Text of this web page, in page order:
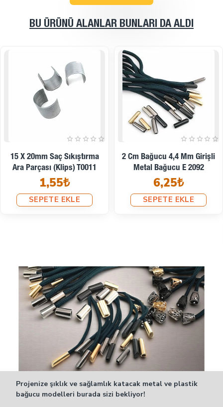
BU ÜRÜNÜ ALANLAR BUNLARI DA ALDI
Kargoya Hazır
20 Mm Zamak Metal Bağucu
4,4 Mm Kordon Girişli 50
Adet E2092PROMO
Bağ Ucu Boy 8 Mm Giriş 5
Mm Metal B0009
3,03₺
SEPETE EKLE
Projenize şıklık ve sağlamlık katacak metal ve plastik
bağucu modelleri burada sizi bekliyor!